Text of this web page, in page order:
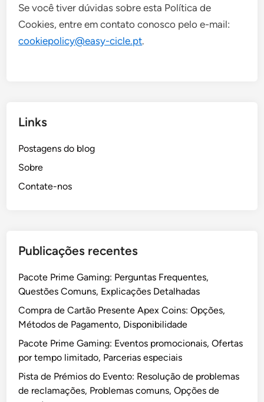
Se você tiver dúvidas sobre esta Política de
Cookies, entre em contato conosco pelo e-mail:
cookiepolicy@easy-cicle.pt.
Links
Postagens do blog
Sobre
Contate-nos
Publicações recentes
Pacote Prime Gaming: Perguntas Frequentes,
Questões Comuns, Explicações Detalhadas
Compra de Cartão Presente Apex Coins: Opções,
Métodos de Pagamento, Disponibilidade
Pacote Prime Gaming: Eventos promocionais, Ofertas
por tempo limitado, Parcerias especiais
Pista de Prémios do Evento: Resolução de problemas
de reclamações, Problemas comuns, Opções de